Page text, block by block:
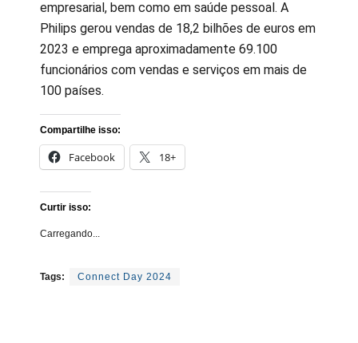
empresarial, bem como em saúde pessoal. A
Philips gerou vendas de 18,2 bilhões de euros em
2023 e emprega aproximadamente 69.100
funcionários com vendas e serviços em mais de
100 países.
Compartilhe isso:
Facebook 18+
Curtir isso:
Carregando...
Tags: Connect Day 2024